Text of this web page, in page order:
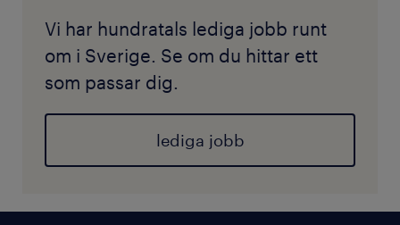
Vi har hundratals lediga jobb runt
om i Sverige. Se om du hittar ett
som passar dig.
lediga jobb